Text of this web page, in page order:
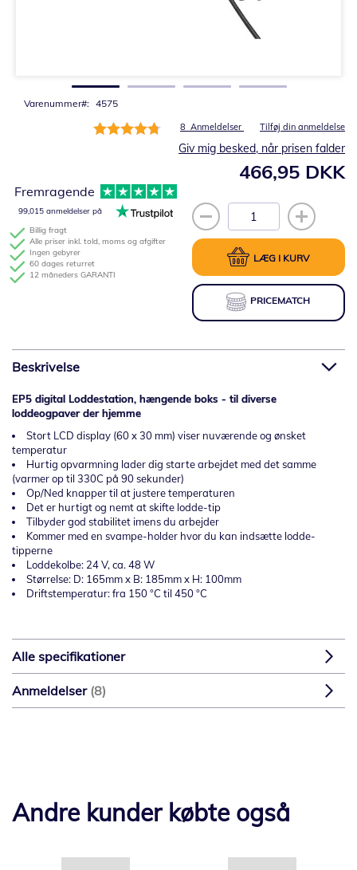
Varenummer 4575
Bedømmelse:
8 Anmeldelser Tilføj din anmeldelse
466,95 DKK
Giv mig besked, når prisen falder
LÆG I KURV
PRICEMATCH
Billig fragt
Alle priser inkl. told, moms og afgifter
Ingen gebyrer
60 dages returret
12 måneders GARANTI
Fremragende
99,015 anmeldelser på
billedgalleriet
Beskrivelse
EP5 digital Loddestation, hængende boks - til diverse
loddeogpaver der hjemme
Stort LCD display (60 x 30 mm) viser nuværende og ønsket
temperatur
Hurtig opvarmning lader dig starte arbejdet med det samme
(varmer op til 330C på 90 sekunder)
Op/Ned knapper til at justere temperaturen
Det er hurtigt og nemt at skifte lodde-tip
Tilbyder god stabilitet imens du arbejder
Kommer med en svampe-holder hvor du kan indsætte lodde-
tipperne
Loddekolbe: 24 V, ca. 48 W
Størrelse: D: 165mm x B: 185mm x H: 100mm
Driftstemperatur: fra 150 °C til 450 °C
Alle specifikationer
Anmeldelser 8
Andre kunder købte også